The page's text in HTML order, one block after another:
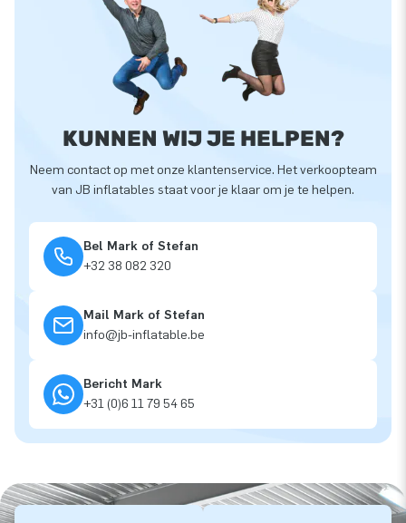
KUNNEN WIJ JE HELPEN?
Neem contact op met onze klantenservice. Het verkoopteam
van JB inflatables staat voor je klaar om je te helpen.
Bel Mark of Stefan
+32 38 082 320
Mail Mark of Stefan
info@jb-inflatable.be
Bericht Mark
+31 (0)6 11 79 54 65